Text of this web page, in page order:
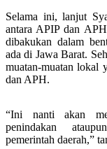
Selama ini, lanjut
antara APIP dan
dibakukan dalam
ada di Jawa Barat.
muatan-muatan lokal
dan APH.
“Ini nanti akan
penindakan
pemerintah daerah,”